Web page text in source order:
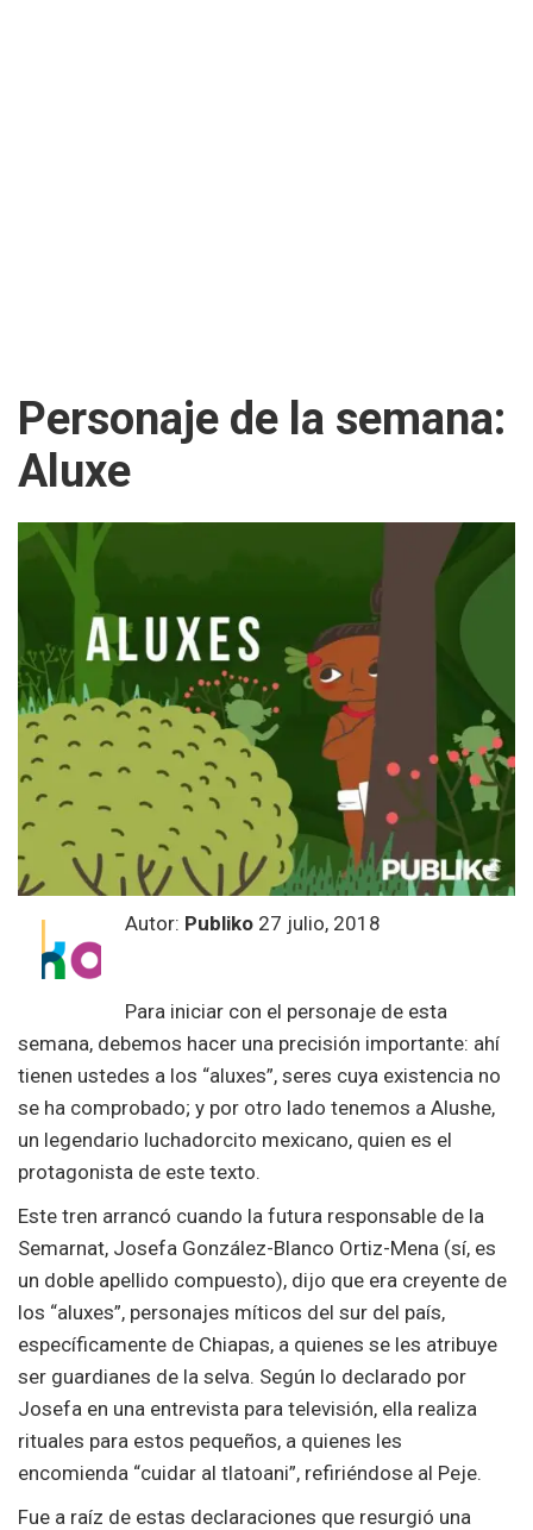
Personaje de la semana:
Aluxe
Autor: Publiko 27 julio, 2018
Para iniciar con el personaje de esta
semana, debemos hacer una precisión importante: ahí
tienen ustedes a los “aluxes”, seres cuya existencia no
se ha comprobado; y por otro lado tenemos a Alushe,
un legendario luchadorcito mexicano, quien es el
protagonista de este texto.
Este tren arrancó cuando la futura responsable de la
Semarnat, Josefa González-Blanco Ortiz-Mena (sí, es
un doble apellido compuesto), dijo que era creyente de
los “aluxes”, personajes míticos del sur del país,
específicamente de Chiapas, a quienes se les atribuye
ser guardianes de la selva. Según lo declarado por
Josefa en una entrevista para televisión, ella realiza
rituales para estos pequeños, a quienes les
encomienda “cuidar al tlatoani”, refiriéndose al Peje.
Fue a raíz de estas declaraciones que resurgió una